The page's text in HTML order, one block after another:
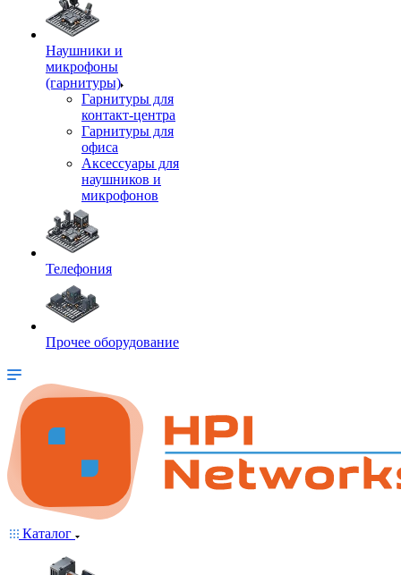
Наушники и
микрофоны
(гарнитуры)
Гарнитуры для
контакт-центра
Гарнитуры для
офиса
Аксессуары для
наушников и
микрофонов
Телефония
Прочее оборудование
Каталог